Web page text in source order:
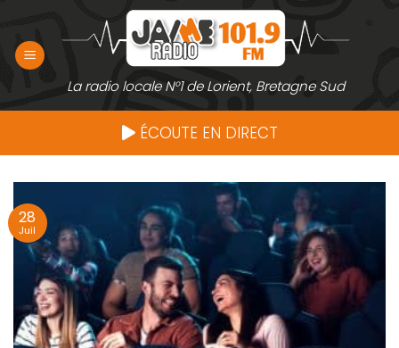
contenu
La radio locale N°1 de Lorient, Bretagne Sud
ÉCOUTE EN DIRECT
28
Juil